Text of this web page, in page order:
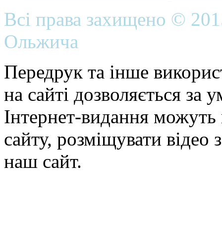
Всі права захищено ©
Ольжича
Передрук та інше
на сайті дозволяється
Інтернет-видання можуть
сайту, розміщувати відео
наш сайт.